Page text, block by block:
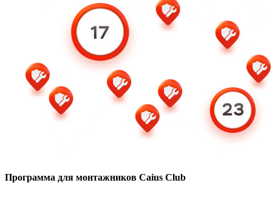
Программа для монтажников Caius Club